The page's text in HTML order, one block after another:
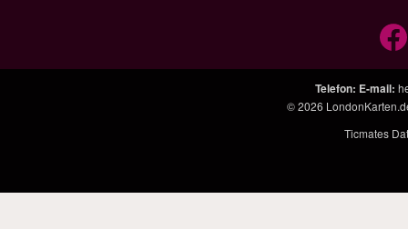
Telefon: E-mail:
© 2026
Ticmates